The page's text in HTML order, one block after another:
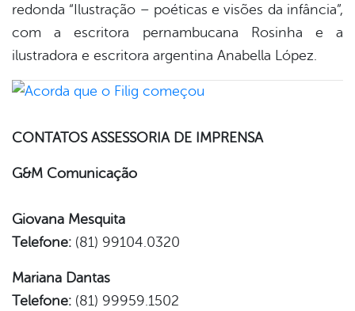
redonda “Ilustração – poéticas e visões da infância”,
com a escritora pernambucana Rosinha e a
ilustradora e escritora argentina Anabella López.
CONTATOS ASSESSORIA DE IMPRENSA
G&M Comunicação
Giovana Mesquita
Telefone: (81) 99104.0320
Mariana Dantas
Telefone: (81) 99959.1502